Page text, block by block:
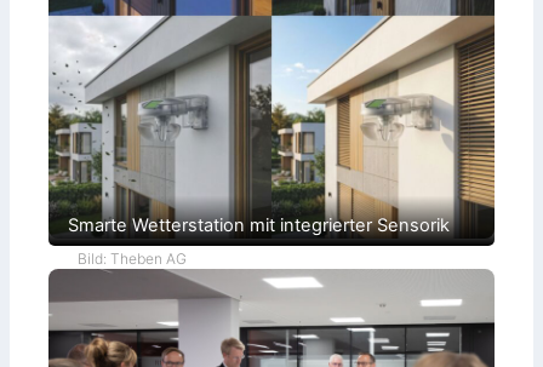
Smarte Wetterstation mit integrierter Sensorik
Bild: Theben AG